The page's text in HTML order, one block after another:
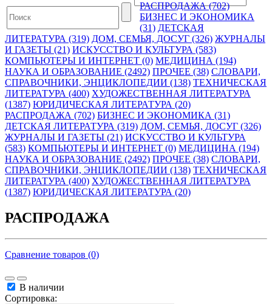
РАСПРОДАЖА (702)
БИЗНЕС И ЭКОНОМИКА
(31) ДЕТСКАЯ
ЛИТЕРАТУРА (319) ДОМ, СЕМЬЯ, ДОСУГ (326) ЖУРНАЛЫ
И ГАЗЕТЫ (21) ИСКУССТВО И КУЛЬТУРА (583)
КОМПЬЮТЕРЫ И ИНТЕРНЕТ (0) МЕДИЦИНА (194)
НАУКА И ОБРАЗОВАНИЕ (2492) ПРОЧЕЕ (38) СЛОВАРИ,
СПРАВОЧНИКИ, ЭНЦИКЛОПЕДИИ (138) ТЕХНИЧЕСКАЯ
ЛИТЕРАТУРА (400) ХУДОЖЕСТВЕННАЯ ЛИТЕРАТУРА
(1387) ЮРИДИЧЕСКАЯ ЛИТЕРАТУРА (20)
РАСПРОДАЖА (702) БИЗНЕС И ЭКОНОМИКА (31)
ДЕТСКАЯ ЛИТЕРАТУРА (319) ДОМ, СЕМЬЯ, ДОСУГ (326)
ЖУРНАЛЫ И ГАЗЕТЫ (21) ИСКУССТВО И КУЛЬТУРА
(583) КОМПЬЮТЕРЫ И ИНТЕРНЕТ (0) МЕДИЦИНА (194)
НАУКА И ОБРАЗОВАНИЕ (2492) ПРОЧЕЕ (38) СЛОВАРИ,
СПРАВОЧНИКИ, ЭНЦИКЛОПЕДИИ (138) ТЕХНИЧЕСКАЯ
ЛИТЕРАТУРА (400) ХУДОЖЕСТВЕННАЯ ЛИТЕРАТУРА
(1387) ЮРИДИЧЕСКАЯ ЛИТЕРАТУРА (20)
РАСПРОДАЖА
Сравнение товаров (0)
В наличии
Сортировка: